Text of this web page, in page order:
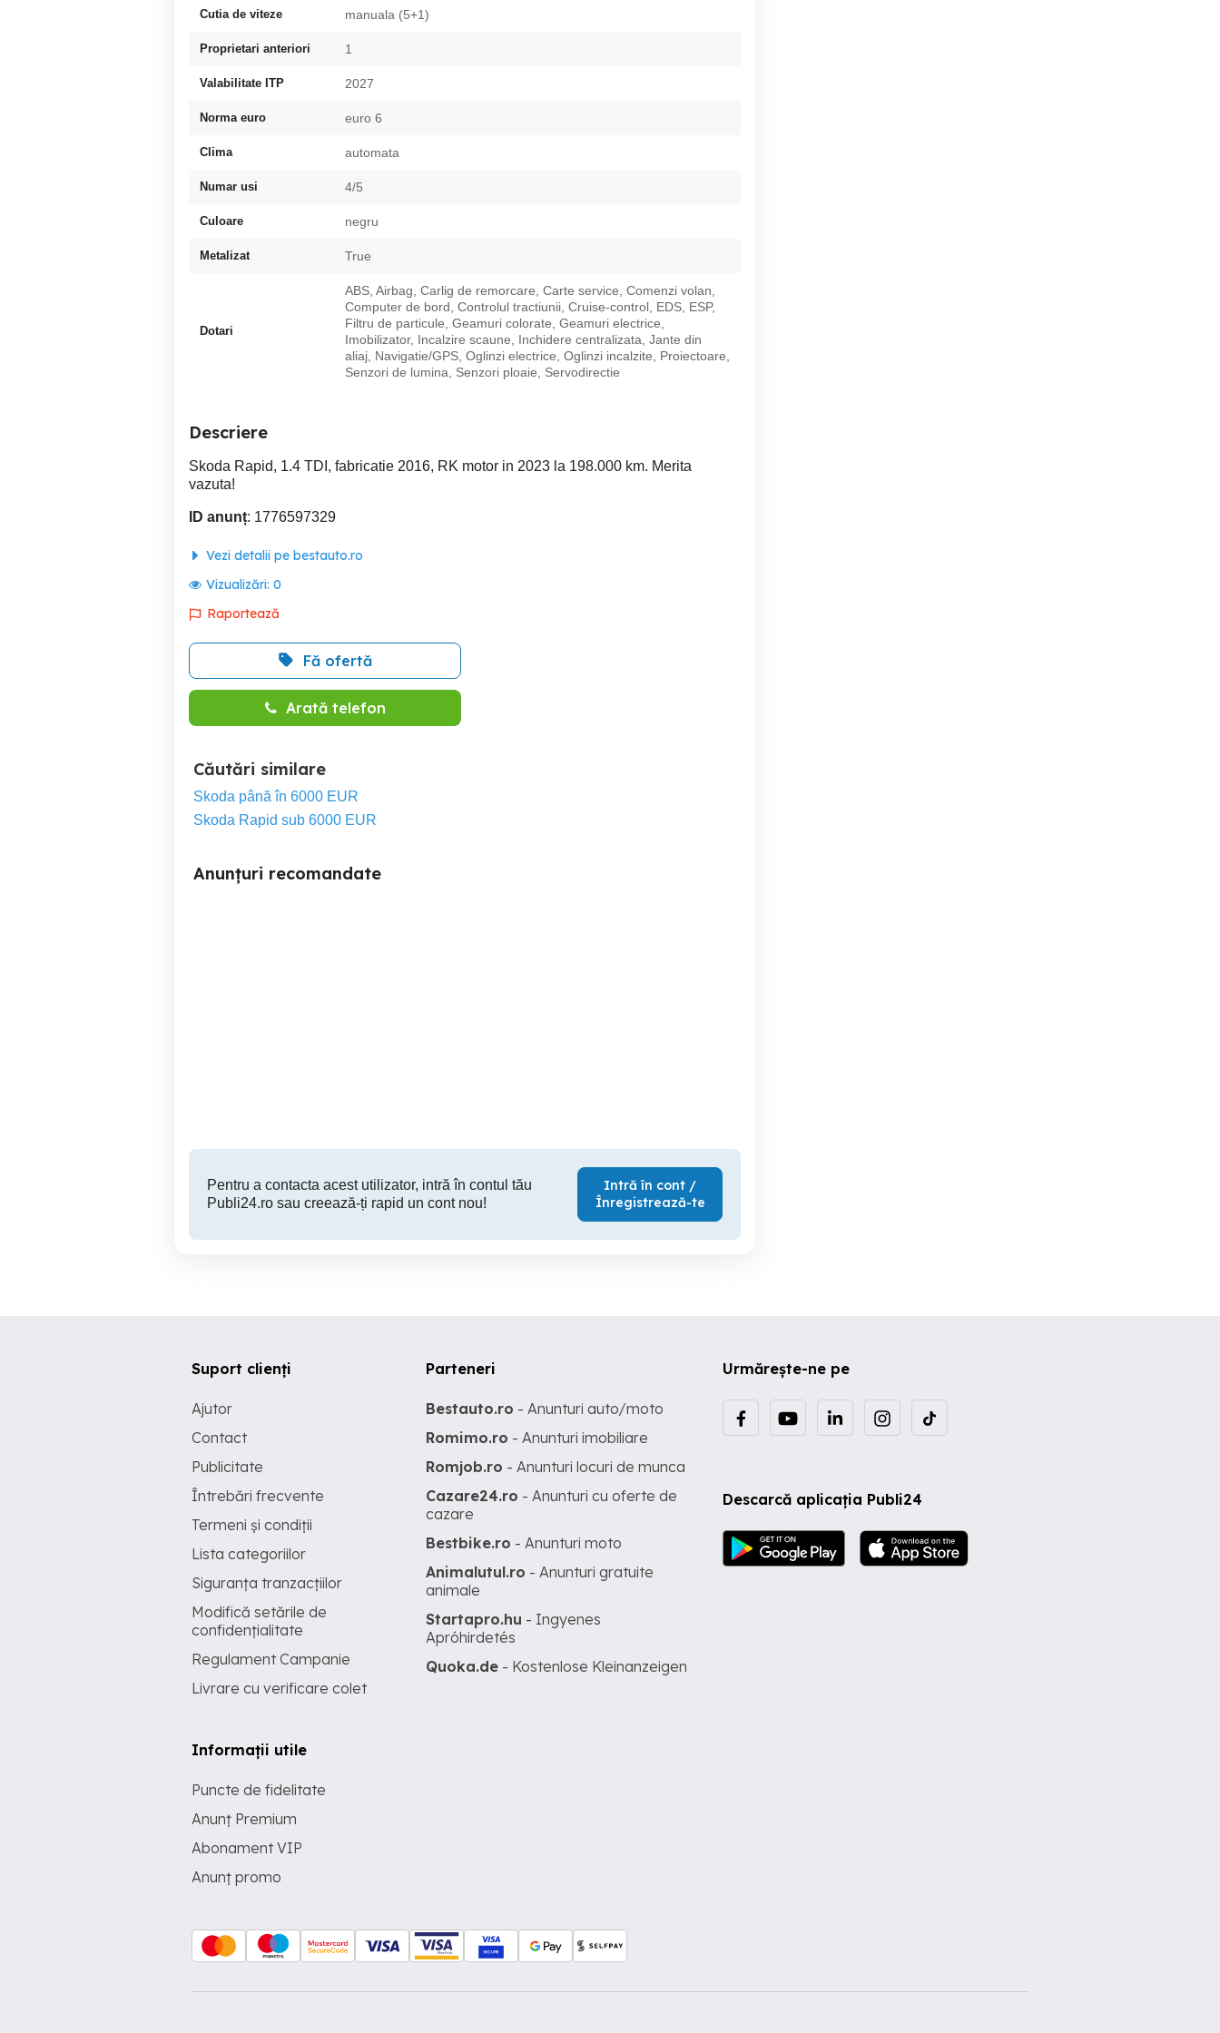
Cutia de viteze manuala (5+1)
Proprietari anteriori 1
Valabilitate ITP 2027
Norma euro euro 6
Clima automata
Numar usi 4/5
Culoare negru
Metalizat True
Dotari
ABS, Airbag, Carlig de remorcare, Carte service, Comenzi volan,
Computer de bord, Controlul tractiunii, Cruise-control, EDS, ESP,
Filtru de particule, Geamuri colorate, Geamuri electrice,
Imobilizator, Incalzire scaune, Inchidere centralizata, Jante din
aliaj, Navigatie/GPS, Oglinzi electrice, Oglinzi incalzite, Proiectoare,
Senzori de lumina, Senzori ploaie, Servodirectie
Descriere
Skoda Rapid, 1.4 TDI, fabricatie 2016, RK motor in 2023 la 198.000 km. Merita
vazuta!
ID anunț: 1776597329
Vezi detalii pe bestauto.ro
Vizualizări: 0
Raportează
Fă ofertă
Arată telefon
Căutări similare
Skoda până în 6000 EUR
Skoda Rapid sub 6000 EUR
Anunțuri recomandate
Pentru a contacta acest utilizator, intră în contul tău
Publi24.ro sau creează-ți rapid un cont nou!
Intră în cont /
Înregistrează-te
Urmărește-ne pe
Descarcă aplicația Publi24
Suport clienți
Ajutor
Contact
Publicitate
Întrebări frecvente
Termeni și condiții
Lista categoriilor
Siguranța tranzacțiilor
Modifică setările de
confidențialitate
Regulament Campanie
Livrare cu verificare colet
Informații utile
Puncte de fidelitate
Anunț Premium
Abonament VIP
Anunț promo
Parteneri
Bestauto.ro - Anunturi auto/moto
Romimo.ro - Anunturi imobiliare
Romjob.ro - Anunturi locuri de munca
Cazare24.ro - Anunturi cu oferte de
cazare
Bestbike.ro - Anunturi moto
Animalutul.ro - Anunturi gratuite
animale
Startapro.hu - Ingyenes
Apróhirdetés
Quoka.de - Kostenlose Kleinanzeigen